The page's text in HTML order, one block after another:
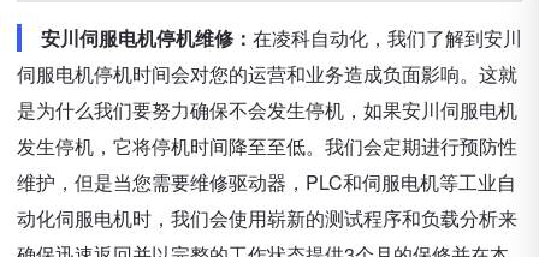
安川伺服电机停机维修： 在凌科自动化，我们了解到安川
伺服电机停机时间会对您的运营和业务造成负面影响。这就
是为什么我们要努力确保不会发生停机，如果安川伺服电机
发生停机，它将停机时间降至至低。我们会定期进行预防性
维护，但是当您需要维修驱动器，PLC和伺服电机等工业自
动化伺服电机时，我们会使用崭新的测试程序和负载分析来